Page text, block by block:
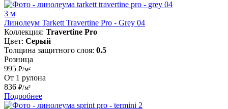
3 м
Линолеум Tarkett Travertine Pro - Grey 04
Коллекция: Travertine Pro
Цвет: Серый
Толщина защитного слоя: 0.5
Розница
995 ₽/м²
От 1 рулона
836 ₽/м²
Подробнее